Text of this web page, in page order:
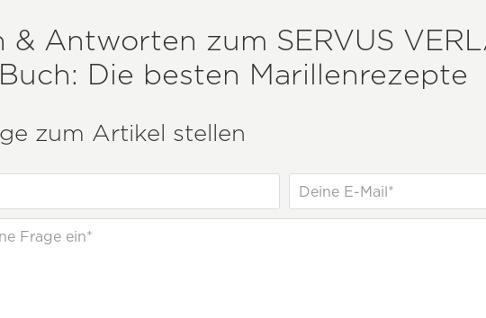
& Antworten zum SERVUS
Die besten Marillenrezepte
zum Artikel stellen